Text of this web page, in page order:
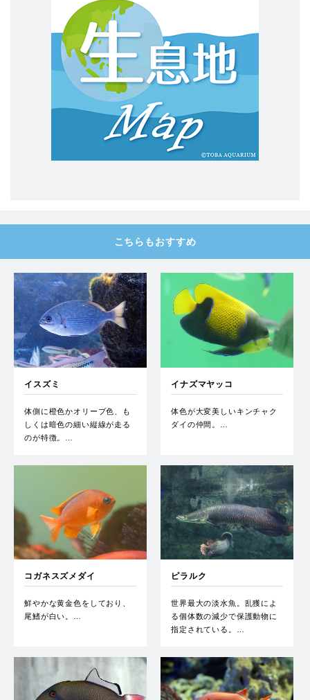
こちらもおすすめ
イスズミ
体側に橙色かオリーブ色、も
しくは暗色の細い縦線が走る
のが特徴。…
イナズマヤッコ
体色が大変美しいキンチャク
ダイの仲間。…
コガネスズメダイ
鮮やかな黄金色をしており、
尾鰭が白い。…
ピラルク
世界最大の淡水魚。乱獲によ
る個体数の減少で保護動物に
指定されている。…